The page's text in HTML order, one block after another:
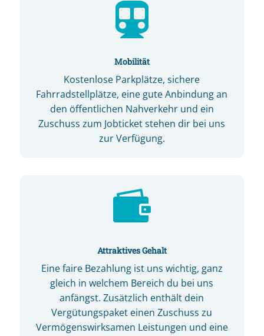

Mobilität
Kostenlose Parkplätze, sichere
Fahrradstellplätze, eine gute Anbindung an
den öffentlichen Nahverkehr und ein
Zuschuss zum Jobticket stehen dir bei uns
zur Verfügung.

Attraktives Gehalt
Eine faire Bezahlung ist uns wichtig, ganz
gleich in welchem Bereich du bei uns
anfängst. Zusätzlich enthält dein
Vergütungspaket einen Zuschuss zu
Vermögenswirksamen Leistungen und eine